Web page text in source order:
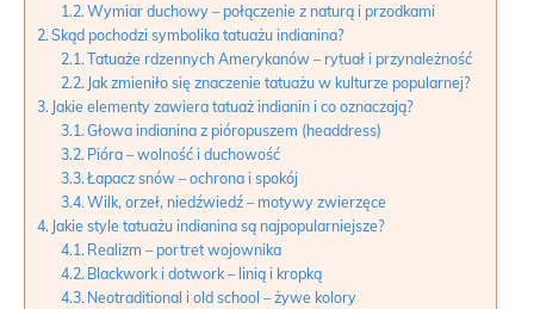
Wymiar duchowy – połączenie z naturą i przodkami
Skąd pochodzi symbolika tatuażu indianina?
Tatuaże rdzennych Amerykanów – rytuał i przynależność
Jak zmieniło się znaczenie tatuażu w kulturze popularnej?
Jakie elementy zawiera tatuaż indianin i co oznaczają?
Głowa indianina z pióropuszem (headdress)
Pióra – wolność i duchowość
Łapacz snów – ochrona i spokój
Wilk, orzeł, niedźwiedź – motywy zwierzęce
Jakie style tatuażu indianina są najpopularniejsze?
Realizm – portret wojownika
Blackwork i dotwork – linią i kropką
Neotraditional i old school – żywe kolory